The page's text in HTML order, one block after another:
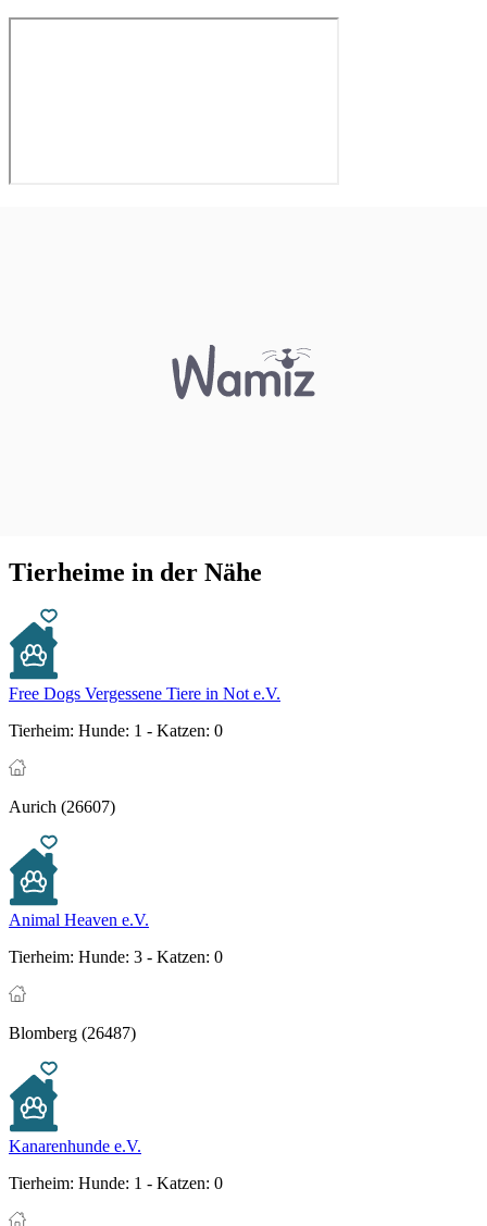
Tierheime in der Nähe
Free Dogs Vergessene Tiere in Not e.V.
Tierheim: Hunde: 1 - Katzen: 0
Aurich (26607)
Animal Heaven e.V.
Tierheim: Hunde: 3 - Katzen: 0
Blomberg (26487)
Kanarenhunde e.V.
Tierheim: Hunde: 1 - Katzen: 0